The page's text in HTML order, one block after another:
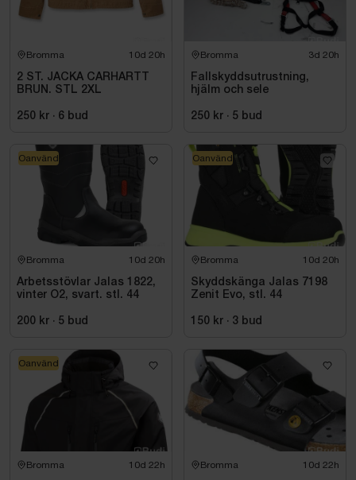
Bromma 10d 20h
2 ST. JACKA CARHARTT
BRUN. STL 2XL
250 kr · 6 bud
Bromma 3d 20h
Fallskyddsutrustning,
hjälm och sele
250 kr · 5 bud
Bromma 10d 20h
Arbetsstövlar Jalas 1822,
vinter O2, svart. stl. 44
200 kr · 5 bud
Oanvänd
Bromma 10d 20h
Skyddskänga Jalas 7198
Zenit Evo, stl. 44
150 kr · 3 bud
Oanvänd
Bromma 10d 22h
Oanvänd
Bromma 10d 22h